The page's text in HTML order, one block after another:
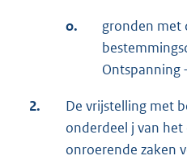
o.
gronden met
Ontspanning
2.
De vrijstelling met
onderdeel j van
onroerende zaken